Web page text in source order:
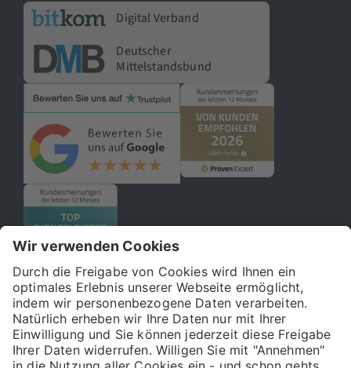
Digital Verband
Deutscher
Mittelstandsbund